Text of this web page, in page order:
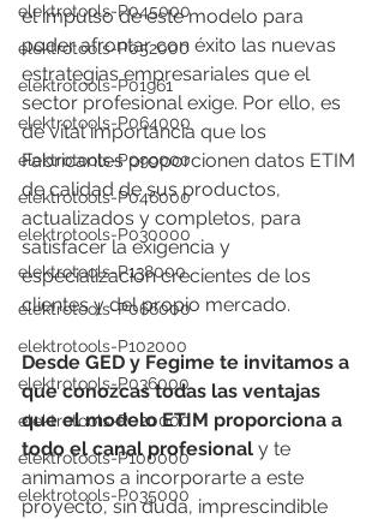
elektrotools-P045000
elektrotools-P052000
elektrotools-P01961
elektrotools-P064000
elektrotools-P099000
elektrotools-P046000
elektrotools-P030000
elektrotools-P138000
elektrotools-P066000
elektrotools-P102000
elektrotools-P036000
elektrotools-P020000
elektrotools-P100000
elektrotools-P035000
el impulso de este modelo para
poder afrontar con éxito las nuevas
estrategias empresariales que el
sector profesional exige. Por ello, es
de vital importancia que los
Fabricantes proporcionen datos ETIM
de calidad de sus productos,
actualizados y completos, para
satisfacer la exigencia y
especialización crecientes de los
clientes y del propio mercado.
Desde GED y Fegime te invitamos a
que conozcas todas las ventajas
que el modelo ETIM proporciona a
todo el canal profesional y te
animamos a incorporarte a este
proyecto, sin duda, imprescindible